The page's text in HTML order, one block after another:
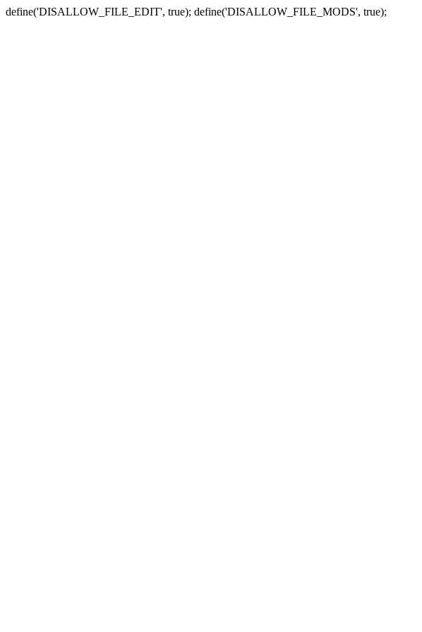
define('DISALLOW_FILE_EDIT', true); define('DISALLOW_FILE_MODS', true);